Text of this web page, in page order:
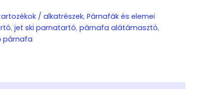
/ alkatrészek, Párnafák és elemei
, jet ski parnatartó, párnafa alátámasztó,
párnafa